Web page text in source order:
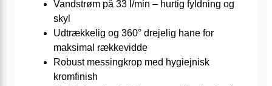
Vandstrøm på 33 l/min – hurtig fyldning og
skyl
Udtrækkelig og 360° drejelig hane for
maksimal rækkevidde
Robust messingkrop med hygiejnisk
kromfinish